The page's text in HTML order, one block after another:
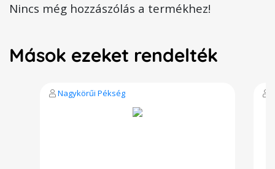
Nincs még hozzászólás a termékhez!
Mások ezeket rendelték
Nagykörűi Pékség